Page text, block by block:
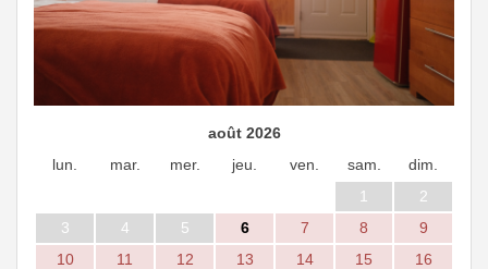
août 2026
lun.
mar. mer. jeu. ven. sam.
dim.
1
2
3
4 5 6 7 8
9
10
11 12 13 14 15
16